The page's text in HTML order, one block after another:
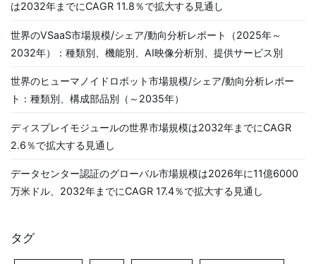
は2032年までにCAGR 11.8％で拡大する見通し
世界のVSaaS市場規模/シェア/動向分析レポート（2025年～
2032年）：種類別、機能別、AI映像分析別、提供サービス別
世界のヒューマノイドロボット市場規模/シェア/動向分析レポー
ト：種類別、構成部品別（～2035年）
ディスプレイモジュールの世界市場規模は2032年までにCAGR
2.6％で拡大する見通し
データセンター認証のグローバル市場規模は2026年に11億6000
万米ドル、2032年までにCAGR 17.4％で拡大する見通し
タグ